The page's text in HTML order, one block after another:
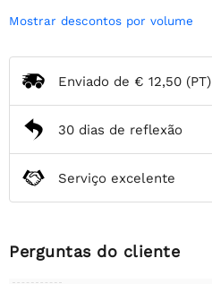
Mostrar descontos por volume
Enviado de € 12,50 (PT)
30 dias de reflexão
Serviço excelente
Perguntas do cliente